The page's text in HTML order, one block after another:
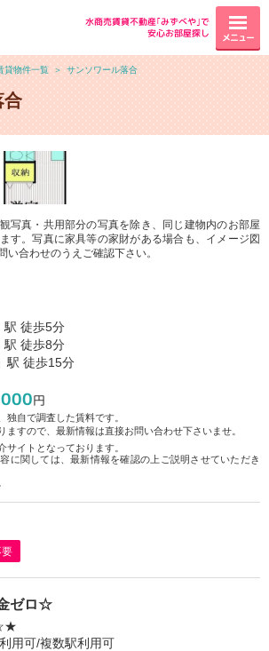
水商売賃貸不動産｢みずべや｣で
安心お部屋探し
メニュー
貸物件一覧 ＞ サンソワール落合
合
写真・共用部分の写真を除き、同じ建物内のお部屋
す。写真に家具等の家財がある場合も、イメージ図
い合わせのうえご確認下さい。
駅 徒歩5分
駅 徒歩8分
駅 徒歩15分
円
独自で調査した賃料です。
ますので、最新情報は直接お問い合わせ下さいませ。
イトとなっております。
に関しては、最新情報を確認の上ご説明させていただき
ゼロ☆
用可/複数駅利用可